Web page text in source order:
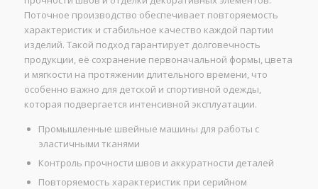
Поточное производство обеспечивает повторяемость
характеристик и стабильное качество каждой партии
изделий. Такой подход гарантирует долговечность
продукции, её сохранение первоначальной формы, цвета
и мягкости на протяжении длительного времени, что
особенно важно для детской и спортивной одежды,
которая подвергается интенсивной эксплуатации.
Промышленные швейные машины для работы с
эластичными тканями
Контроль прочности швов и аккуратности деталей
Повторяемость характеристик при серийном